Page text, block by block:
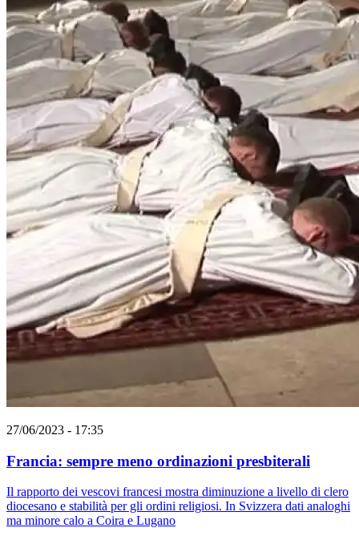
27/06/2023 - 17:35
Francia: sempre meno ordinazioni presbiterali
Il rapporto dei vescovi francesi mostra diminuzione a livello di clero
diocesano e stabilità per gli ordini religiosi. In Svizzera dati analoghi
ma minore calo a Coira e Lugano